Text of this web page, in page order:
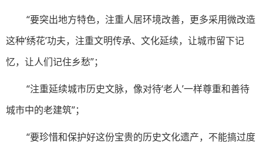
“要突出地方特色，注重人居环境改善，更多采用微改造
这种‘绣花’功夫，注重文明传承、文化延续，让城市留下记
忆，让人们记住乡愁”；
“注重延续城市历史文脉，像对待‘老人’一样尊重和善待
城市中的老建筑”；
“要珍惜和保护好这份宝贵的历史文化遗产，不能搞过度